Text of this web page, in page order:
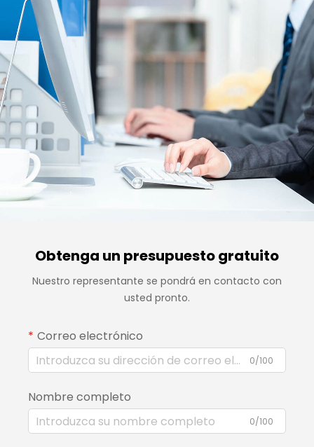
Obtenga un presupuesto gratuito
Nuestro representante se pondrá en contacto con
usted pronto.
Correo electrónico
0/100
Nombre completo
0/100